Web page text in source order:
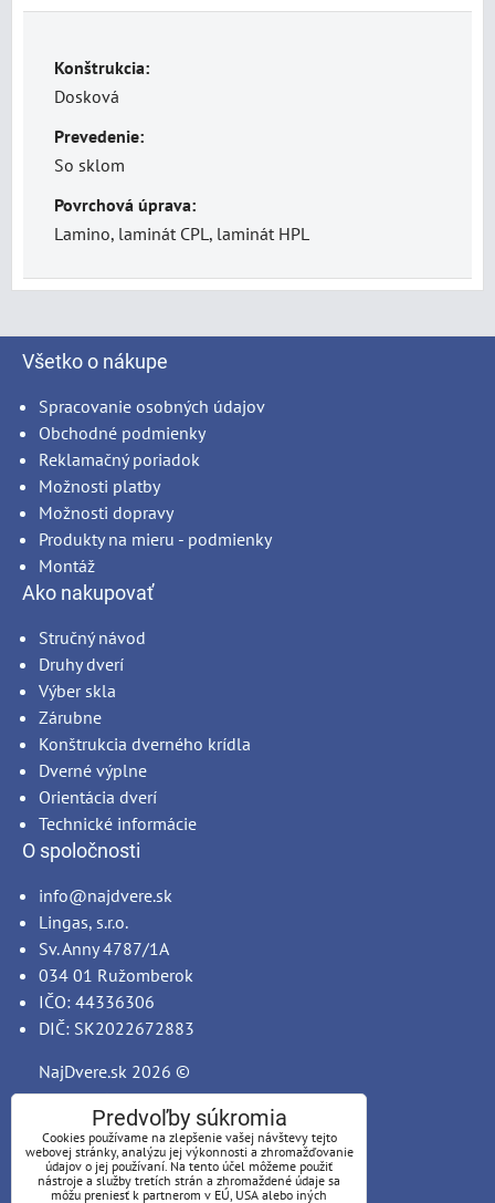
Konštrukcia:
Dosková
Prevedenie:
So sklom
Povrchová úprava:
Lamino, laminát CPL, laminát HPL
Všetko o nákupe
Spracovanie osobných údajov
Obchodné podmienky
Reklamačný poriadok
Možnosti platby
Možnosti dopravy
Produkty na mieru - podmienky
Montáž
Ako nakupovať
Stručný návod
Druhy dverí
Výber skla
Zárubne
Konštrukcia dverného krídla
Dverné výplne
Orientácia dverí
Technické informácie
O spoločnosti
info@najdvere.sk
Lingas, s.r.o.
Sv. Anny 4787/1A
034 01 Ružomberok
IČO: 44336306
DIČ: SK2022672883
NajDvere.sk 2026 ©
Predvoľby súkromia
Cookies používame na zlepšenie vašej návštevy tejto
webovej stránky, analýzu jej výkonnosti a zhromažďovanie
údajov o jej používaní. Na tento účel môžeme použiť
nástroje a služby tretích strán a zhromaždené údaje sa
môžu preniesť k partnerom v EÚ, USA alebo iných